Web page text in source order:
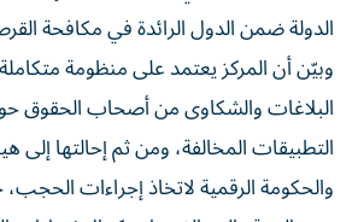
الدولة ضمن الدول الرائدة في مكافحة
وبيّن أن المركز يعتمد على منظومة
البلاغات والشكاوى من أصحاب الحقوق
التطبيقات المخالفة، ومن ثم إحالتها إلى
والحكومة الرقمية لاتخاذ إجراءات